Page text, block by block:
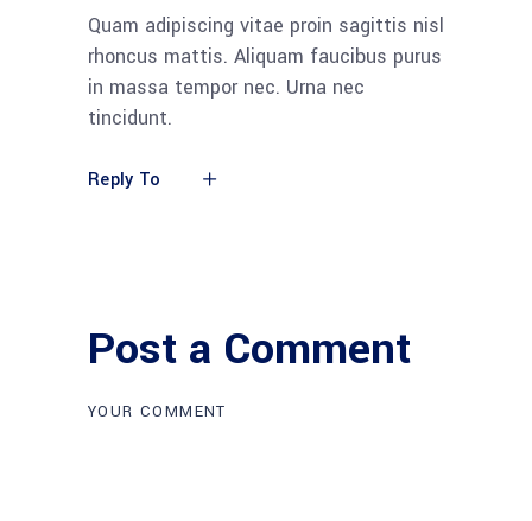
Quam adipiscing vitae proin sagittis nisl
rhoncus mattis. Aliquam faucibus purus
in massa tempor nec. Urna nec
tincidunt.
Reply To
Post a Comment